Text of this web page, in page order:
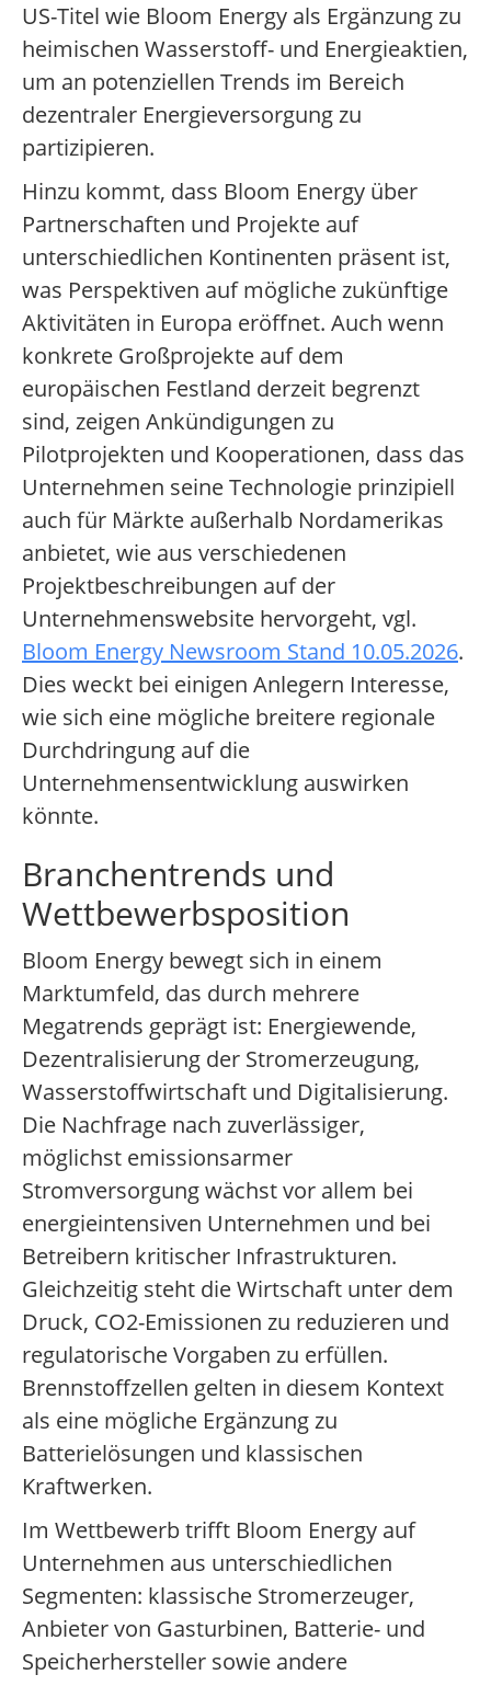
US-Titel wie Bloom Energy als Ergänzung zu
heimischen Wasserstoff- und Energieaktien,
um an potenziellen Trends im Bereich
dezentraler Energieversorgung zu
partizipieren.
Hinzu kommt, dass Bloom Energy über
Partnerschaften und Projekte auf
unterschiedlichen Kontinenten präsent ist,
was Perspektiven auf mögliche zukünftige
Aktivitäten in Europa eröffnet. Auch wenn
konkrete Großprojekte auf dem
europäischen Festland derzeit begrenzt
sind, zeigen Ankündigungen zu
Pilotprojekten und Kooperationen, dass das
Unternehmen seine Technologie prinzipiell
auch für Märkte außerhalb Nordamerikas
anbietet, wie aus verschiedenen
Projektbeschreibungen auf der
Unternehmenswebsite hervorgeht, vgl.
Bloom Energy Newsroom Stand 10.05.2026.
Dies weckt bei einigen Anlegern Interesse,
wie sich eine mögliche breitere regionale
Durchdringung auf die
Unternehmensentwicklung auswirken
könnte.
Branchentrends und
Wettbewerbsposition
Bloom Energy bewegt sich in einem
Marktumfeld, das durch mehrere
Megatrends geprägt ist: Energiewende,
Dezentralisierung der Stromerzeugung,
Wasserstoffwirtschaft und Digitalisierung.
Die Nachfrage nach zuverlässiger,
möglichst emissionsarmer
Stromversorgung wächst vor allem bei
energieintensiven Unternehmen und bei
Betreibern kritischer Infrastrukturen.
Gleichzeitig steht die Wirtschaft unter dem
Druck, CO2-Emissionen zu reduzieren und
regulatorische Vorgaben zu erfüllen.
Brennstoffzellen gelten in diesem Kontext
als eine mögliche Ergänzung zu
Batterielösungen und klassischen
Kraftwerken.
Im Wettbewerb trifft Bloom Energy auf
Unternehmen aus unterschiedlichen
Segmenten: klassische Stromerzeuger,
Anbieter von Gasturbinen, Batterie- und
Speicherhersteller sowie andere